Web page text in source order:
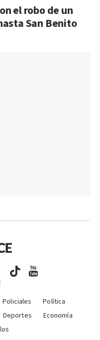
el robo de un
San Benito
Policiales
Política
Deportes
Economía